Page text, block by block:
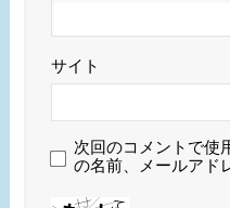
サイト
次回のコメントで使
の名前、メールアド